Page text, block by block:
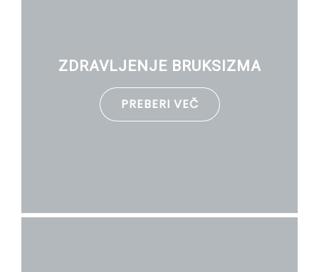
ZDRAVLJENJE BRUKSIZMA
PREBERI VEČ